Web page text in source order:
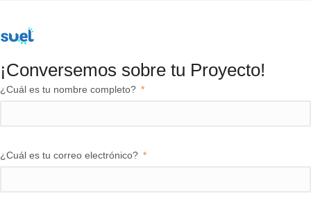
¡Conversemos sobre tu Proyecto!​
¿Cuál es tu nombre completo?
¿Cuál es tu correo electrónico?